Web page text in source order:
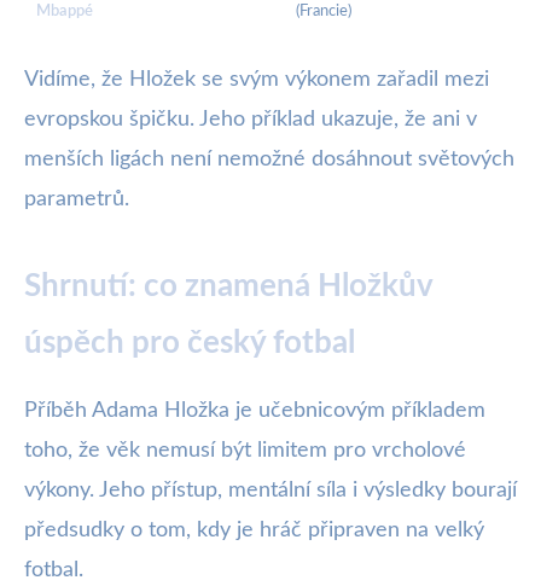
Mbappé
(Francie)
Vidíme, že Hložek se svým výkonem zařadil mezi
evropskou špičku. Jeho příklad ukazuje, že ani v
menších ligách není nemožné dosáhnout světových
parametrů.
Shrnutí: co znamená Hložkův
úspěch pro český fotbal
Příběh Adama Hložka je učebnicovým příkladem
toho, že věk nemusí být limitem pro vrcholové
výkony. Jeho přístup, mentální síla i výsledky bourají
předsudky o tom, kdy je hráč připraven na velký
fotbal.